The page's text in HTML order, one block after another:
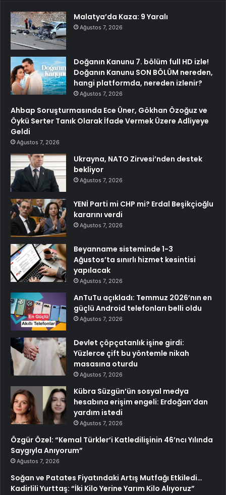
Malatya’da Kaza: 9 Yaralı
Ağustos 7, 2026
Doğanın Kanunu 7. bölüm full HD izle!
Doğanın Kanunu SON BÖLÜM nereden,
hangi platformda, nereden izlenir?
Ağustos 7, 2026
Ahbap Soruşturmasında Ece Üner, Gökhan Özoğuz ve
Öykü Serter Tanık Olarak İfade Vermek Üzere Adliyeye
Geldi
Ağustos 7, 2026
Ukrayna, NATO Zirvesi’nden destek
bekliyor
Ağustos 7, 2026
YENİ Parti mi CHP mi? Erdal Beşikçioğlu
kararını verdi
Ağustos 7, 2026
Beyanname sisteminde 1-3
Ağustos’ta sınırlı hizmet kesintisi
yapılacak
Ağustos 7, 2026
AnTuTu açıkladı: Temmuz 2026’nın en
güçlü Android telefonları belli oldu
Ağustos 7, 2026
Devlet çöpçatanlık işine girdi:
Yüzlerce çift bu yöntemle nikah
masasına oturdu
Ağustos 7, 2026
Kübra Süzgün’ün sosyal medya
hesabına erişim engeli: Erdoğan’dan
yardım istedi
Ağustos 7, 2026
Özgür Özel: “Kemal Türkler’i Katledilişinin 46’ncı Yılında
Saygıyla Anıyorum”
Ağustos 7, 2026
Soğan ve Patates Fiyatındaki Artış Mutfağı Etkiledi…
Kadirlili Yurttaş: “İki Kilo Yerine Yarım Kilo Alıyoruz”